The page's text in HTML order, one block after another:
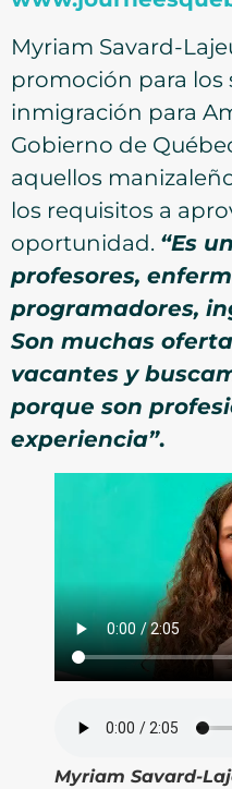
Myriam Savard-
promoción para los
inmigración para
Gobierno de
aquellos
los requisitos a
oportunidad. “Es
profesores,
programadores,
Son muchas
vacantes y
porque son
experiencia”.
Myriam Savard-